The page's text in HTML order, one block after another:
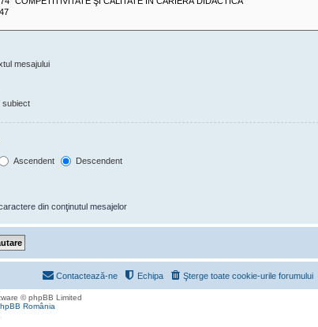
mesajului
subiect
Ascendent Descendent
din conţinutul mesajelor
Şterge toate cookie-urile forumului
Echipa
Contactează-ne
© phpBB Limited
România